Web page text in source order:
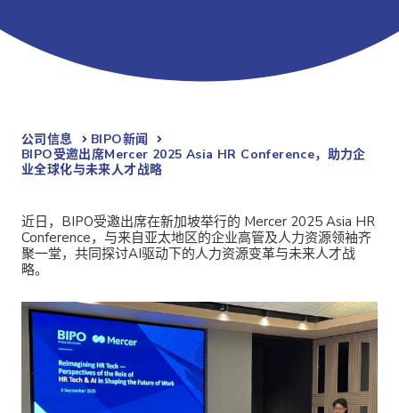
公司信息
BIPO新闻​
BIPO受邀出席Mercer 2025 Asia HR Conference，助力企
业全球化与未来人才战略
近日，BIPO受邀出席在新加坡举行的 Mercer 2025 Asia HR
Conference，与来自亚太地区的企业高管及人力资源领袖齐
聚一堂，共同探讨AI驱动下的人力资源变革与未来人才战
略。